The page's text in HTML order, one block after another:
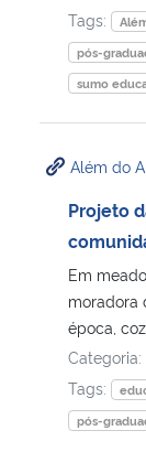
Tags:
pós-
sumo
Além do
Projeto
Em
moradora
época,
Categoria:
Tags:
pós-